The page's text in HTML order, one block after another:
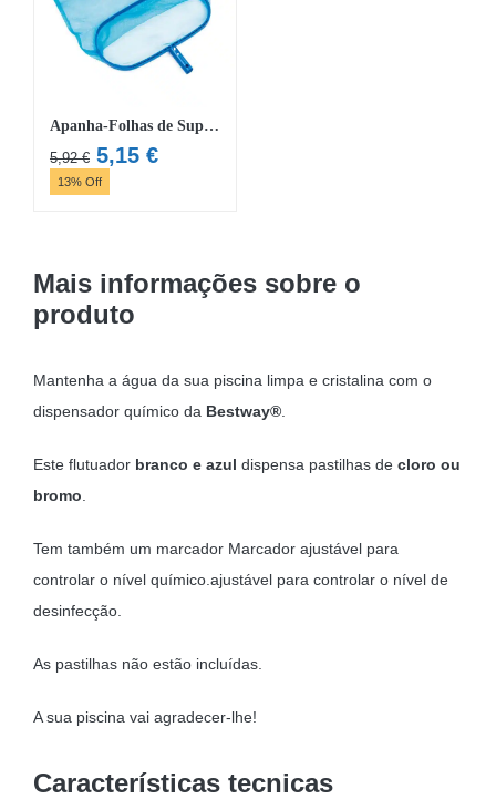
Apanha-Folhas de Superfície Bestway® Flowclear™ 43cm x 21cm
5,92€ O
preço
5,15 €O
13% Off
Mais informações sobre o
produto
Mantenha a água da sua piscina limpa e cristalina com o
dispensador químico da Bestway®.
Este flutuador branco e azul dispensa pastilhas de cloro ou
bromo
Tem também um marcador Marcador ajustável para
controlar o nível químico.ajustável para controlar o nível de
desinfecção.
As pastilhas não estão incluídas.
A sua piscina vai agradecer-lhe!
Características tecnicas